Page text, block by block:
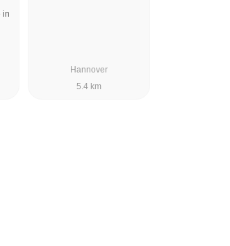
in
Hannover
5.4 km